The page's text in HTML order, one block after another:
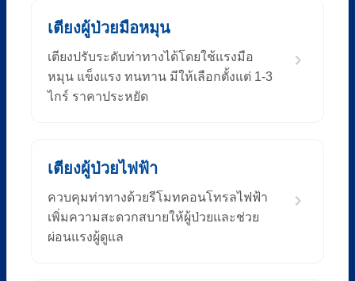
เตียงผู้ป่วยมือหมุน
เตียงปรับระดับท่าทางได้โดยใช้แรงมือ
หมุน แข็งแรง ทนทาน มีให้เลือกตั้งแต่ 1-3
ไกร์ ราคาประหยัด
เตียงผู้ป่วยไฟฟ้า
ควบคุมท่าทางด้วยรีโมทคอนโทรลไฟฟ้า
เพิ่มความสะดวกสบายให้ผู้ป่วยและช่วย
ผ่อนแรงผู้ดูแล